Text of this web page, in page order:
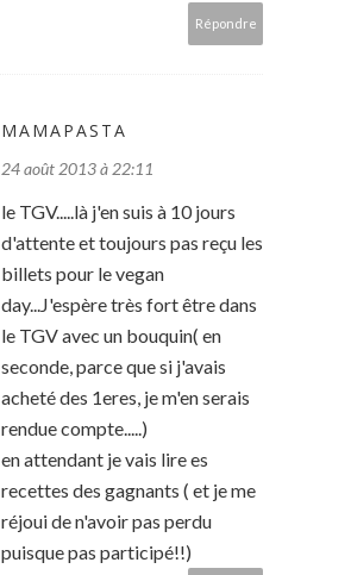
Répondre
MAMAPASTA
24 août 2013 à 22:11
le TGV.....là j'en suis à 10 jours
d'attente et toujours pas reçu les
billets pour le vegan
day...J'espère très fort être dans
le TGV avec un bouquin( en
seconde, parce que si j'avais
acheté des 1eres, je m'en serais
rendue compte.....)
en attendant je vais lire es
recettes des gagnants ( et je me
réjoui de n'avoir pas perdu
puisque pas participé!!)